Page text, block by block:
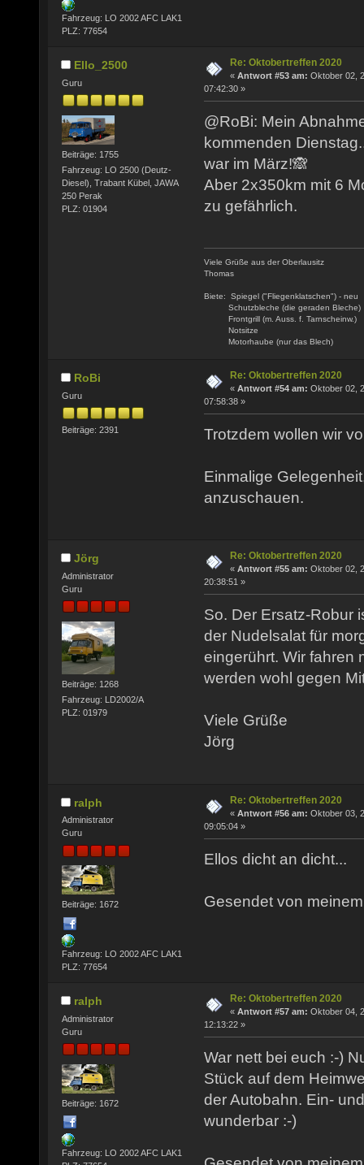
Fahrzeug: LO 2002 AFC LAK1
PLZ: 77654
Ello_2500
Guru
Beiträge: 1755
Fahrzeug: LO 2500 (Deutz-
Diesel), Trabant Kübel, JAWA
250 Perak
PLZ: 01904
Re: Oktobertreffen 2020
« Antwort #53 am: Oktober 02,
07:42:30 »
@RoBi: Mein
kommenden
war im März!🙈
Aber 2x350km mit 6
zu gefährlich.
Viele Grüße aus der Oberlausitz
Thomas
Biete: Spiegel ("Fliegenklatschen") - neu
Schutzbleche (die geraden Bleche)
Frontgrill (m. Auss. f. Tarnscheinw.)
Notsitze
Motorhaube (nur das Blech)
RoBi
Guru
Beiträge: 2391
Re: Oktobertreffen 2020
« Antwort #54 am: Oktober 02,
07:58:38 »
Trotzdem wollen wir
Einmalige
anzuschauen.
Jörg
Administrator
Guru
Beiträge: 1268
Fahrzeug: LD2002/A
PLZ: 01979
Re: Oktobertreffen 2020
« Antwort #55 am: Oktober 02,
20:38:51 »
So. Der Ersatz-Robur
der Nudelsalat für
eingerührt. Wir fahren
werden wohl gegen
Viele Grüße
Jörg
ralph
Administrator
Guru
Beiträge: 1672
Fahrzeug: LO 2002 AFC LAK1
PLZ: 77654
Re: Oktobertreffen 2020
« Antwort #56 am: Oktober 03,
09:05:04 »
Ellos dicht an dicht...
Gesendet von
ralph
Administrator
Guru
Beiträge: 1672
Fahrzeug: LO 2002 AFC LAK1
Re: Oktobertreffen 2020
« Antwort #57 am: Oktober 04,
12:13:22 »
War nett bei euch :-)
Stück auf dem
der Autobahn. Ein-
wunderbar :-)